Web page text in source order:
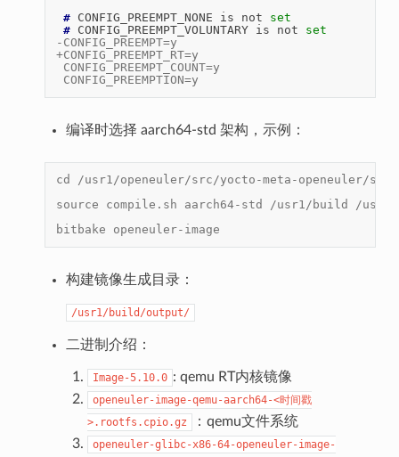
# CONFIG_PREEMPT_NONE is not
set
# CONFIG_PREEMPT_VOLUNTARY is not
set
-CONFIG_PREEMPT=y
+CONFIG_PREEMPT_RT=y
CONFIG_PREEMPT_COUNT=y
CONFIG_PREEMPTION=y
编译时选择 aarch64-std 架构，示例：
cd /usr1/openeuler/src/yocto-meta-openeuler/
source compile.sh aarch64-std /usr1/build /usr1/
bitbake openeuler-image
构建镜像生成目录：
/usr1/build/output/
二进制介绍：
Image-5.10.0 : qemu RT内核镜像
openeuler-image-qemu-aarch64-<时间戳
>.rootfs.cpio.gz
：qemu文件系统
openeuler-glibc-x86-64-openeuler-image-